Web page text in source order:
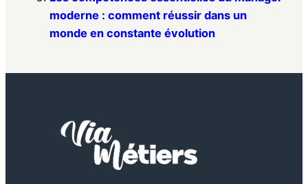
moderne : comment réussir dans un
monde en constante évolution